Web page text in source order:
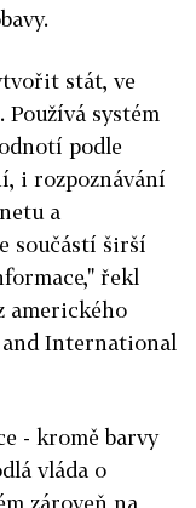
stát, ve
systém
podle
i rozpoznávání
a
součástí širší
řekl
amerického
International
- kromě barvy
vláda o
zároveň na